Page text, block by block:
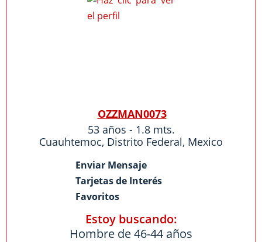
OZZMAN0073
53 años - 1.8 mts.
Cuauhtemoc, Distrito Federal, Mexico
Enviar Mensaje
Tarjetas de Interés
Favoritos
Estoy buscando:
Hombre de 46-44 años